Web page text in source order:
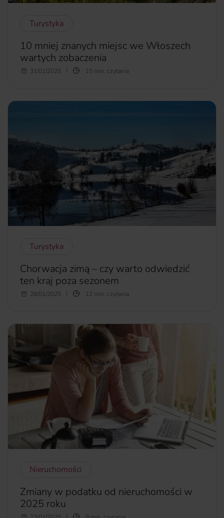
Turystyka
10 mniej znanych miejsc we Włoszech
wartych zobaczenia
Ten, kto raz odwiedził Włochy, musi tam wrócić. Jeden
atrakcji i nie lubisz tłumów, nasz krótki przewodnik na
więcej...
31/01/2025 15 min. czytania
Turystyka
Chorwacja zimą – czy warto odwiedzić
ten kraj poza sezonem
Na naszym blogu poświęcamy Chorwacji wiele miejsca.
również zimą.
Gdzie wówczas jechać i co warto zobaczyć?
więcej...
28/01/2025 12 min. czytania
Nieruchomości
Zmiany w podatku od nieruchomości w
2025 roku